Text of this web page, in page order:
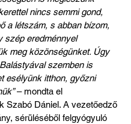
nincs semmi gond,
a létszám, s abban bízom,
szép eredménnyel
meg közönségünket. Úgy
szemben is
esélyünk itthon, győzni
– mondta el
Szabó Dániel. A vezetőedző
sérüléséből felgyógyuló